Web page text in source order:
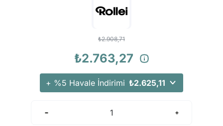
₺2.908,71
₺2.763,27
+ %5 Havale İndirimi ₺2.625,11